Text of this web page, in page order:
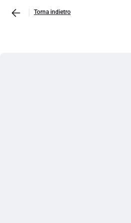
Torna indietro